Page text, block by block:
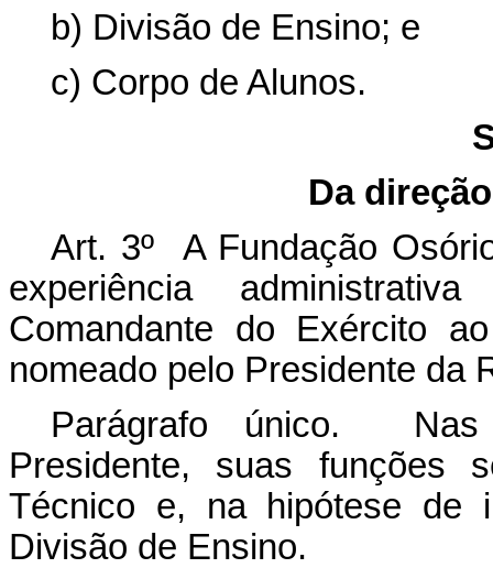
b) Divisão de Ensino; e
c) Corpo de Alunos.
Da
Art. 3º A Fundação
experiência
Comandante do Exército
nomeado pelo Presidente da
Parágrafo único. Nas
Presidente, suas funções
Técnico e, na hipótese de
Divisão de Ensino.